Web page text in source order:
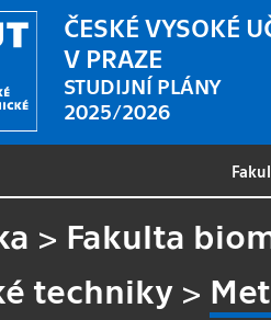
ČESKÉ VYSOKÉ
V PRAZE
STUDIJNÍ PLÁNY
2025/2026
> Fakulta
techniky >